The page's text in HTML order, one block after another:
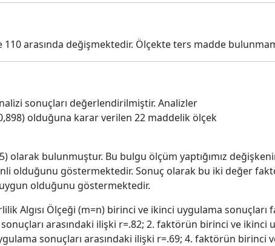
arasında değişmektedir. Ölçekte ters madde
sonuçları değerlendirilmiştir. Analizler
olduğuna karar verilen 22 maddelik ölçek
olarak bulunmuştur. Bu bulgu ölçüm yaptığımız
olduğunu göstermektedir. Sonuç olarak bu iki değer
olduğunu göstermektedir.
Algısı Ölçeği (m=n) birinci ve ikinci uygulama sonuçları
arasındaki ilişki r=.82; 2. faktörün birinci ve ikinci
sonuçları arasındaki ilişki r=.69; 4. faktörün birinci